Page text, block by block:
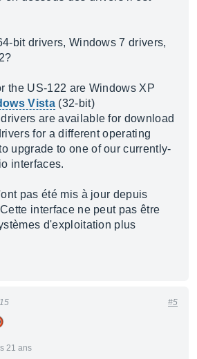
bit drivers, Windows 7 drivers,
the US-122 are Windows XP
Vista(32-bit)
are available for download
for a different operating
upgrade to one of our currently-
interfaces.
pas été mis à jour depuis
interface ne peut pas être
d'exploitation plus
21 ans
#5